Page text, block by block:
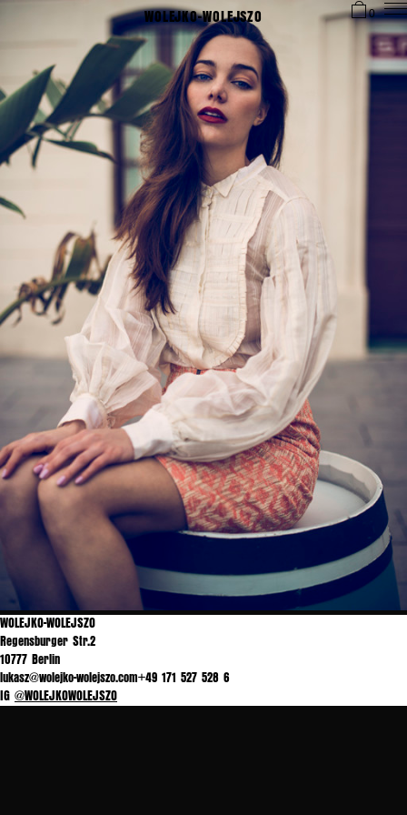
WOLEJKO-WOLEJSZO 0
WOLEJKO-WOLEJSZO
Regensburger Str.2
10777 Berlin
lukasz@wolejko-wolejszo.com+49 171 527 528 6
IG @WOLEJKOWOLEJSZO